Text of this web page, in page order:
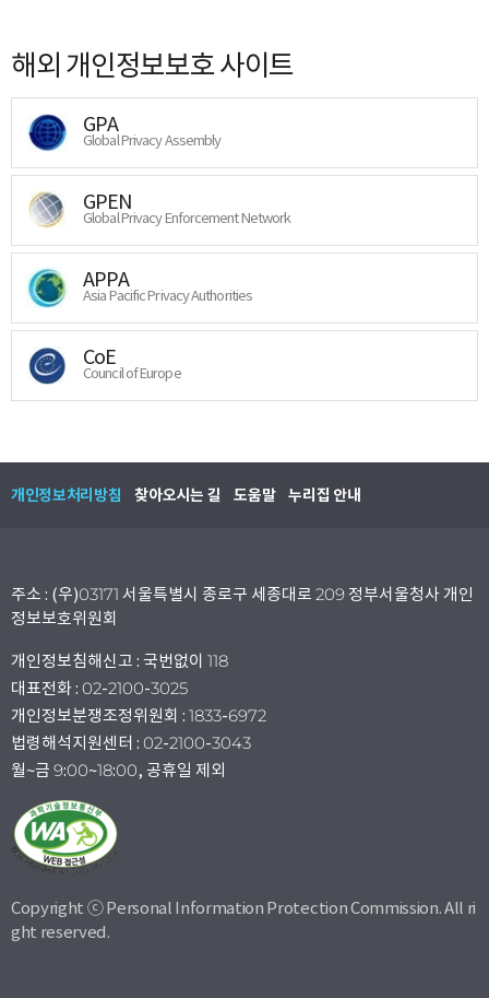
해외 개인정보보호 사이트
GPA
Global Privacy Assembly
GPEN
Global Privacy Enforcement Network
APPA
Asia Pacific Privacy Authorities
CoE
Council of Europe
개인정보처리방침 찾아오시는 길 도움말 누리집 안내
주소 : (우)03171 서울특별시 종로구 세종대로 209 정부서울청사 개인
정보보호위원회
개인정보침해신고 : 국번없이 118
대표전화 : 02-2100-3025
개인정보분쟁조정위원회 : 1833-6972
법령해석지원센터 : 02-2100-3043
월~금 9:00~18:00, 공휴일 제외
Copyright ⓒ Personal Information Protection Commission. All ri
ght reserved.